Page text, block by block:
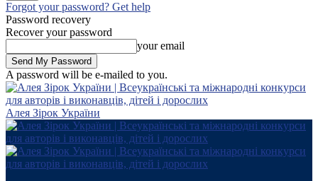
Forgot your password? Get help
Password recovery
Recover your password
your email
A password will be e-mailed to you.
Алея Зірок України